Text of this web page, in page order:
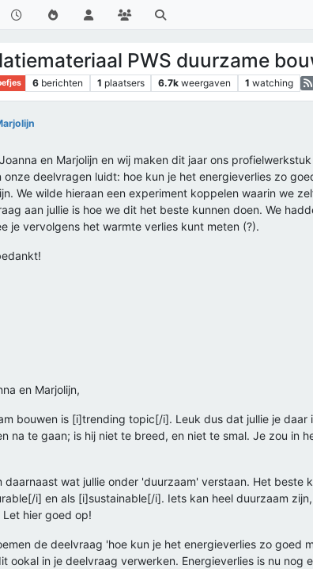
PWS duurzame
6 berichten 1 plaatsers 6.7k weergaven 1 watching
en Marjolijn en wij maken dit jaar ons
onze deelvragen luidt: hoe kun je het energieverlies zo
We wilde hieraan een experiment koppelen waarin we
aan jullie is hoe we dit het beste kunnen doen. We
je vervolgens het warmte verlies kunt meten (?).
en Marjolijn,
bouwen is [i]trending topic[/i]. Leuk dus dat jullie je
na te gaan; is hij niet te breed, en niet te smal. Je zou in
daarnaast wat jullie onder 'duurzaam' verstaan. Het
i] en als [i]sustainable[/i]. Iets kan heel duurzaam
hier goed op!
de deelvraag 'hoe kun je het energieverlies zo goed
ookal in je deelvraag verwerken. Energieverlies is nu